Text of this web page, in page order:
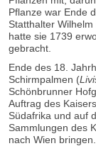
Pflanze war Ende
Statthalter
hatte sie 1739
gebracht.
Ende des 18.
Schirmpalmen (
Schönbrunner
Auftrag des
Südafrika und auf
Sammlungen des
nach Wien bringen.